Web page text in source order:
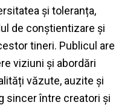
și toleranța,
de conștientizare și
tineri. Publicul are
viziuni și abordări
văzute, auzite și
sincer între creatori și